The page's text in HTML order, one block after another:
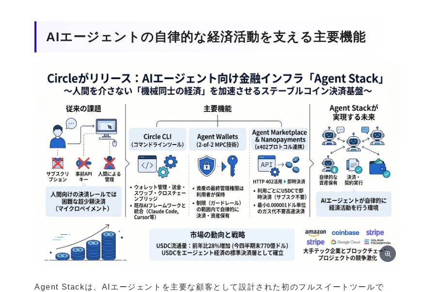
AIエージェントの自律的な経済活動を支える主要機能
Agent Stackは、AIエージェントを主要な顧客として設計された初のフルスイートツールで